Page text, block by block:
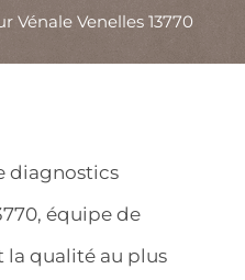
Vénale Venelles 13770
diagnostics
équipe de
la qualité au plus